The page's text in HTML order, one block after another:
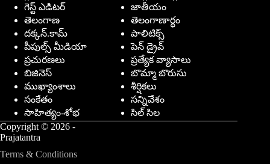
గెస్ట్ ఎడిటర్
జాతీయం
తెలంగాణ
తెలంగాణార్థం
దక్కన్.కామ్
పాలిటిక్స్
పీపుల్స్ ‌మీడియా
పెన్ డ్రైవ్
ప్రచురణలు
ప్రత్యేక వ్యాసాలు
బిజినెస్
బొమ్మా బొరుసు
ముఖ్యాంశాలు
శీర్షికలు
సంకేతం
సన్నివేశం
సాహిత్యం-శోభ
సిల్ సిల
Copyright © 2026 -
Prajatantra
Terms & Conditions